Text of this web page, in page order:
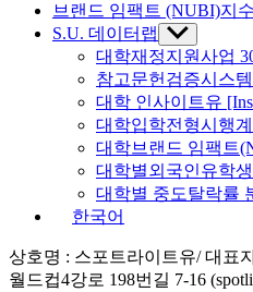
브랜드 임팩트 (NUBI)지수
S.U. 데이터랩
Show
sub
menu
대학재정지원사업
참고문헌검증시스
대학 인사이트유
대학입학전형시행
대학브랜드 임팩트
대학별외국인유학
대학별 중도탈락률
한국어
상호명 : 스포트라이트유/ 대표
월드컵4강로 198번길 7-16